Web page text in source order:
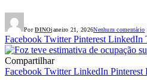
Por DINOjaneiro 21, 2026Nenhum comentário
Facebook Twitter Pinterest LinkedIn
Compartilhar
Facebook Twitter LinkedIn Pinterest